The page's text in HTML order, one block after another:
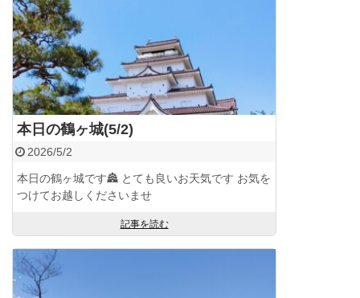
本日の鶴ヶ城(5/2)
2026/5/2
本日の鶴ヶ城です🏯 とても良いお天気です お気を
つけてお越しくださいませ
記事を読む